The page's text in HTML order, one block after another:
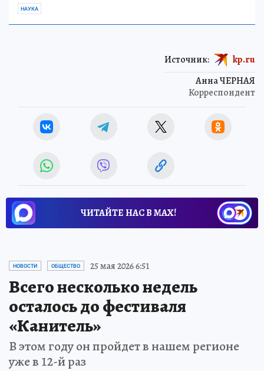
НАУКА
Анна ЧЕРНАЯ
Корреспондент
Источник: kp.ru
ЧИТАЙТЕ НАС В МАХ!
НОВОСТИ ОБЩЕСТВО 25 мая 2026 6:51
Всего несколько недель
осталось до фестиваля
«Канитель»
В этом году он пройдет в нашем регионе
уже в 12-й раз